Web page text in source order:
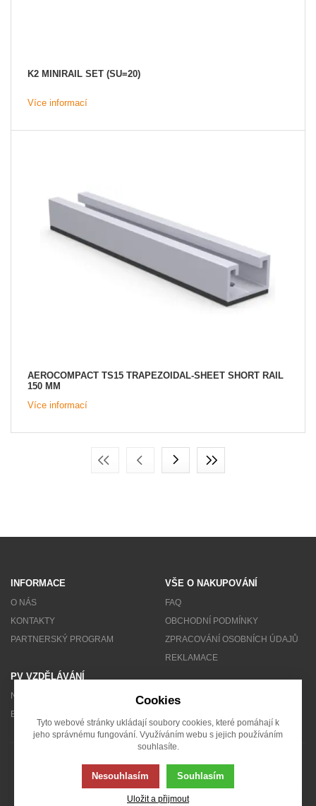
K2 MINIRAIL SET (SU=20)
Více informací
AEROCOMPACT TS15 TRAPEZOIDAL-SHEET SHORT RAIL
150 MM
Více informací
INFORMACE
O NÁS
KONTAKTY
PARTNERSKÝ PROGRAM
VŠE O NAKUPOVÁNÍ
FAQ
OBCHODNÍ PODMÍNKY
ZPRACOVÁNÍ OSOBNÍCH ÚDAJŮ
REKLAMACE
PV VZDĚLÁVÁNÍ
NEWSLETTER
BLOG
© 2007 - 2026 Solarity s.r.o.
Cookies
Tyto webové stránky ukládají soubory cookies, které pomáhají k
jeho správnému fungování. Využíváním webu s jejich používáním
souhlasíte.
Nesouhlasím Souhlasím
Uložit a přijmout